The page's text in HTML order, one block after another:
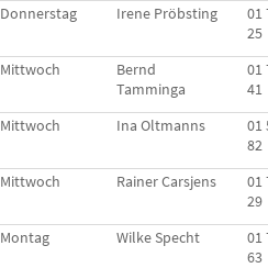
Donnerstag Irene Pröbsting
01
25
Mittwoch
Bernd
Tamminga
01
41
Mittwoch Ina Oltmanns
01
82
Mittwoch Rainer Carsjens
01
29
Montag Wilke Specht
01
63